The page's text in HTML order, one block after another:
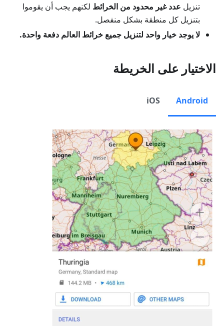
تنزيل عدد غير محدود من الخرائط لكنهم يجب أن يقوموا
بتنزيل كل منطقة بشكل منفصل.
لا يوجد خيار واحد لتنزيل جميع خرائط العالم دفعة واحدة.
الاختيار على الخريطة
Android
iOS